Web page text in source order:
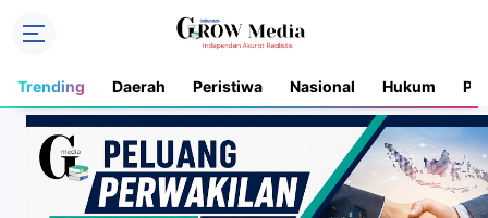
Trending Daerah Peristiwa Nasional Hukum